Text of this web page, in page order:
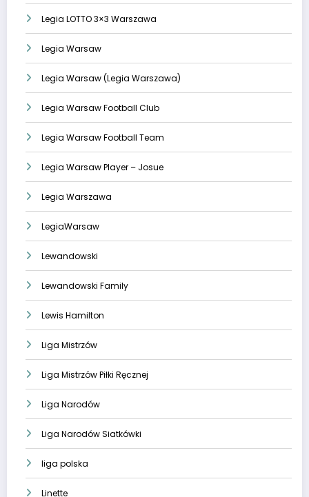
Legia LOTTO 3×3 Warszawa
Legia Warsaw
Legia Warsaw (Legia Warszawa)
Legia Warsaw Football Club
Legia Warsaw Football Team
Legia Warsaw Player – Josue
Legia Warszawa
LegiaWarsaw
Lewandowski
Lewandowski Family
Lewis Hamilton
Liga Mistrzów
Liga Mistrzów Piłki Ręcznej
Liga Narodów
Liga Narodów Siatkówki
liga polska
Linette